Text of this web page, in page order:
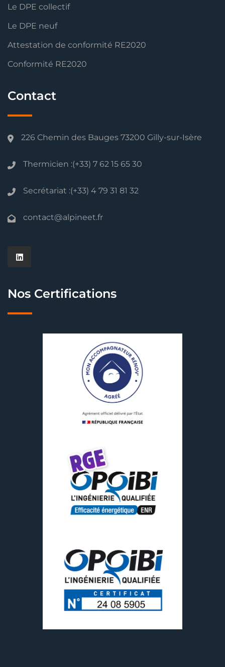
Le DPE collectif
Le DPE neuf
Attestation de conformité RE2020
Conformité RE2020
Contact
226 Chemin des Bauges 73200 Gilly-sur-Isère
Thermicien :(+33) 7 62 15 65 30
Secrétariat :(+33) 4 79 31 81 32
contact@alpineet.fr
Nos Certifications